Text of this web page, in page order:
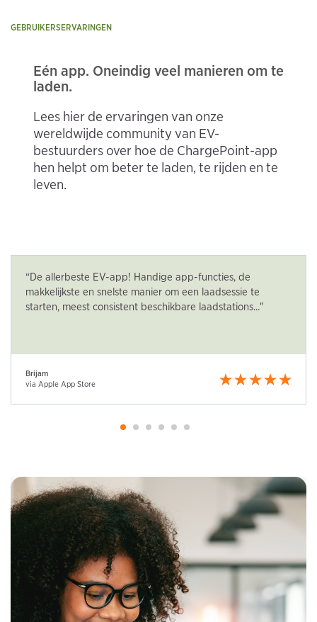
GEBRUIKERSERVARINGEN
Eén app. Oneindig veel manieren om te
laden.
Lees hier de ervaringen van onze
wereldwijde community van EV-
bestuurders over hoe de ChargePoint-app
hen helpt om beter te laden, te rijden en te
leven.
“De allerbeste EV-app! Handige app-functies, de
makkelijkste en snelste manier om een laadsessie te
starten, meest consistent beschikbare laadstations..."
Brijam
via Apple App Store